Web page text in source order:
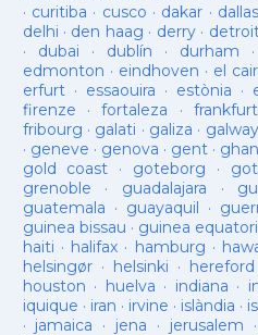
· curitiba · cusco · dakar · dallas
delhi · den haag · derry·
· dubai · dublín · durham ·
edmonton · eindhoven · el
erfurt· essaouira · estònia ·
firenze ·fortaleza · frankfurt
fribourg · galati · galiza · galway
· geneve · genova · gent·
gold coast · goteborg ·
grenoble · guadalajara ·
guatemala · guayaquil ·
guinea bissau · guinea
haiti · halifax · hamburg ·
helsingør· helsinki · hereford
houston · huelva · indiana ·
iquique · iran · irvine · islàndia ·
· jamaica · jena · jerusalem ·